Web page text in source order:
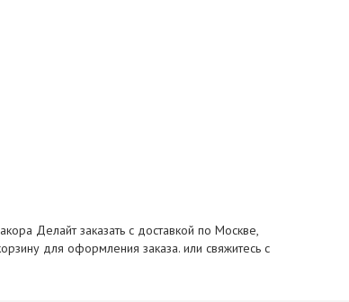
Делайт заказать с доставкой по Москве,
для оформления заказа. или свяжитесь с